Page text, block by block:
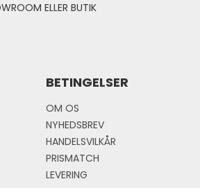
ELLER BUTIK
BETINGELSER
OM OS
NYHEDSBREV
HANDELSVILKÅR
PRISMATCH
LEVERING